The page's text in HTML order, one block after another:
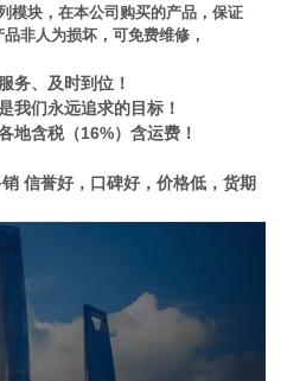
模块，在本公司购买的产品，保证
非人为损坏，可免费维修，
务、及时到位！
我们永远追求的目标！
地含税（16%）含运费！
信誉好，口碑好，价格低，货期